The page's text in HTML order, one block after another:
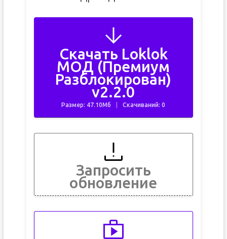
Скачать Loklok
МОД (Премиум
Разблокирован)
v2.2.0
Размер: 47.10Мб Скачиваний: 0
Запросить
обновление